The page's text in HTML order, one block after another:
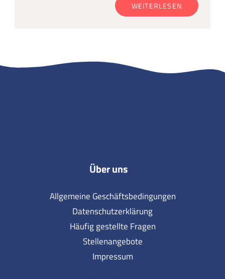
WEITERLESEN
Über uns
Allgemeine Geschäftsbedingungen
Datenschutzerklärung
Häufig gestellte Fragen
Stellenangebote
Impressum